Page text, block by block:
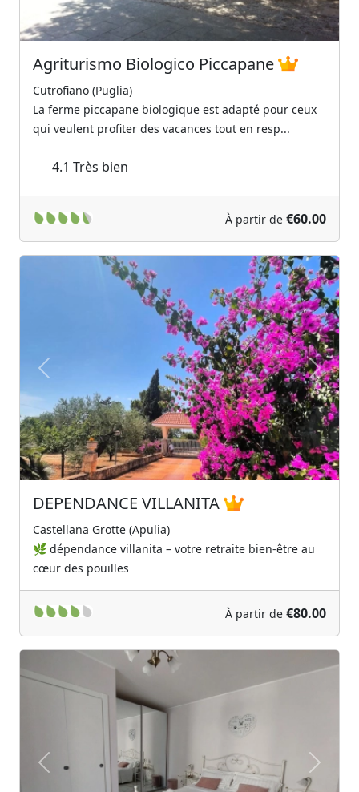
Agriturismo Biologico Piccapane
Cutrofiano (Puglia)
La ferme piccapane biologique est adapté pour ceux
qui veulent profiter des vacances tout en resp...
4.1 Très bien
À partir de €60.00
Previous Next
DEPENDANCE VILLANITA
Castellana Grotte (Apulia)
🌿 dépendance villanita – votre retraite bien-être au
cœur des pouilles
À partir de €80.00
Previous Next